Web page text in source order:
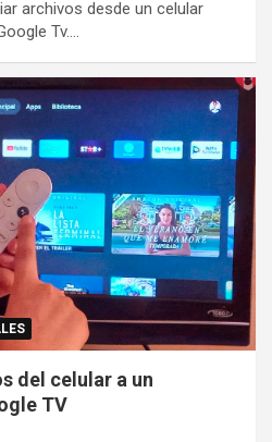
archivos desde un celular
Tv.…
del celular a un
TV